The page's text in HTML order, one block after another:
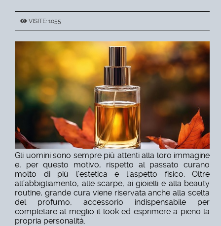
VISITE: 1055
Gli uomini sono sempre più attenti alla loro immagine
e, per questo motivo, rispetto al passato curano
molto di più l’estetica e l’aspetto fisico . Oltre
all’abbigliamento, alle scarpe, ai gioielli e alla beauty
routine, grande cura viene riservata anche alla scelta
del profumo, accessorio indispensabile per
completare al meglio il look ed esprimere a pieno la
propria personalità.